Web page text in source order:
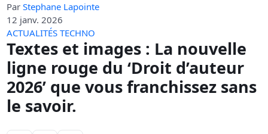
ParStephane Lapointe
12 janv. 2026
ACTUALITÉS TECHNO
Textes et images : La nouvelle
ligne rouge du ‘Droit d’auteur
2026’ que vous franchissez sans
le savoir.